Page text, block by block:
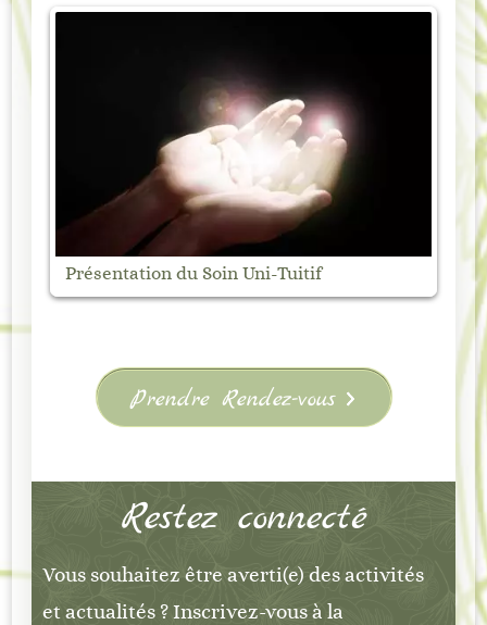
Marché Nocturne de Vanosc – Samedi 1
août
Prendre Rendez-vous
Restez connecté
Vous souhaitez être averti(e) des activités
et actualités ? Inscrivez-vous à la